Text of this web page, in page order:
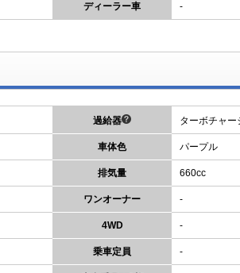
ディーラー車 -
過給器 ターボチャー
車体色 パープル
排気量 660cc
ワンオーナー -
4WD -
乗車定員 -